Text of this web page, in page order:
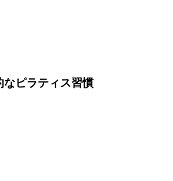
なピラティス習慣